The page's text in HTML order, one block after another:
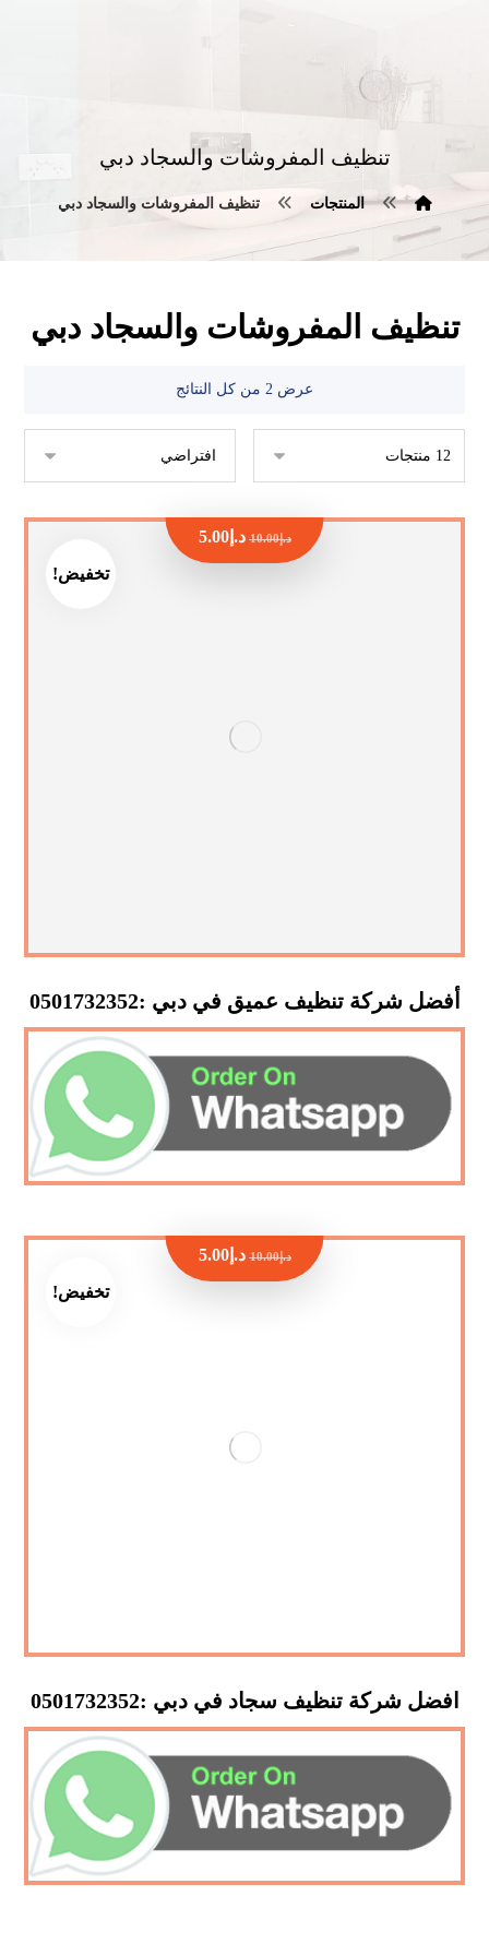
تنظيف المفروشات والسجاد دبي
المنتجات تنظيف المفروشات والسجاد دبي
تنظيف المفروشات والسجاد دبي
عرض ⁦2⁩ من كل النتائج
تخفيض!
أفضل شركة تنظيف عميق في دبي :0501732352
د.إ10.00 د.إ5.00
تخفيض!
افضل شركة تنظيف سجاد في دبي :0501732352
د.إ10.00 د.إ5.00